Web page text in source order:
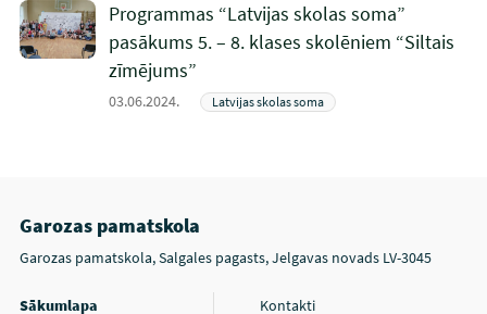
Programmas “Latvijas skolas soma”
pasākums 5. – 8. klases skolēniem “Siltais
zīmējums”
03.06.2024. Latvijas skolas soma
Garozas pamatskola
Garozas pamatskola, Salgales pagasts, Jelgavas novads LV-3045
Sākumlapa Kontakti